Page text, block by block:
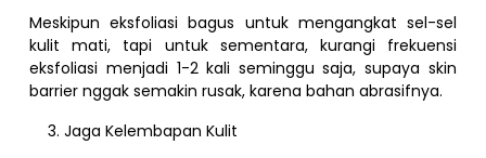
Meskipun eksfoliasi bagus untuk mengangkat sel-sel
kulit mati, tapi untuk sementara, kurangi frekuensi
eksfoliasi menjadi 1-2 kali seminggu saja, supaya skin
barrier nggak semakin rusak, karena bahan abrasifnya.
Jaga Kelembapan Kulit